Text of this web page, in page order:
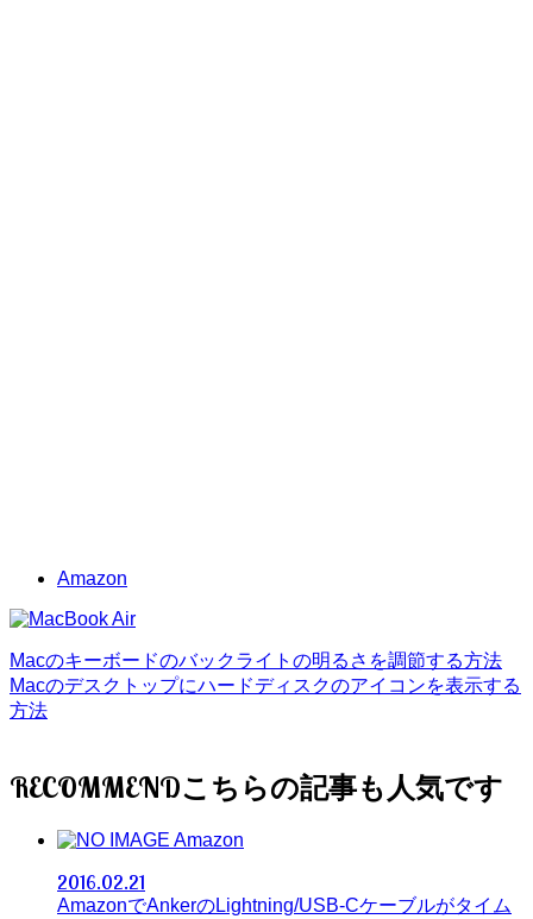
Amazon
Macのキーボードのバックライトの明るさを調節する方法
Macのデスクトップにハードディスクのアイコンを表示する
方法
RECOMMEND
Amazon
2016.02.21
AmazonでAnkerのLightning/USB-Cケーブルがタイム